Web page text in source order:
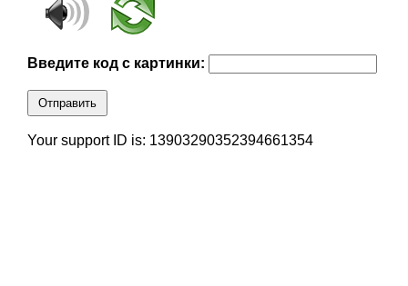
Введите код с картинки:
Отправить
Your support ID is: 13903290352394661354